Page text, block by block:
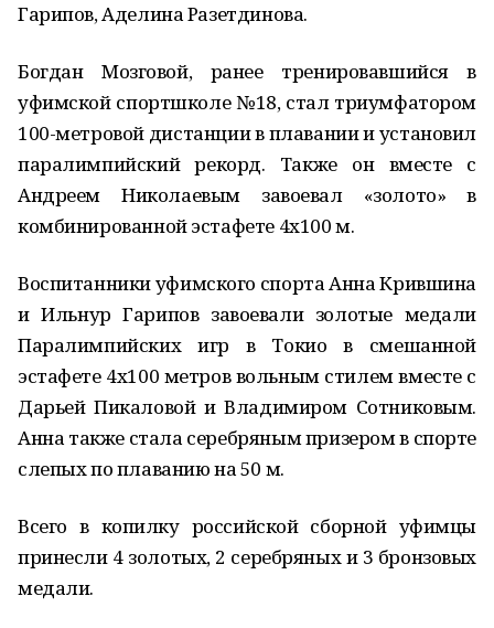
Гарипов, Аделина Разетдинова.
Богдан Мозговой, ранее тренировавшийся в
уфимской спортшколе №18, стал триумфатором
100-метровой дистанции в плавании и установил
паралимпийский рекорд. Также он вместе с
Андреем Николаевым завоевал «золото» в
комбинированной эстафете 4х100 м.
Воспитанники уфимского спорта Анна Крившина
и Ильнур Гарипов завоевали золотые медали
Паралимпийских игр в Токио в смешанной
эстафете 4х100 метров вольным стилем вместе с
Дарьей Пикаловой и Владимиром Сотниковым.
Анна также стала серебряным призером в спорте
слепых по плаванию на 50 м.
Всего в копилку российской сборной уфимцы
принесли 4 золотых, 2 серебряных и 3 бронзовых
медали.